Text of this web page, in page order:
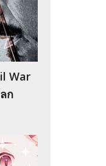
War
ก